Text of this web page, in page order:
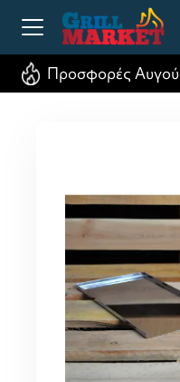
Προσφορές